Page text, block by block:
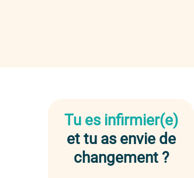
Tu es infirmier(e)
et tu as envie de
changement ?